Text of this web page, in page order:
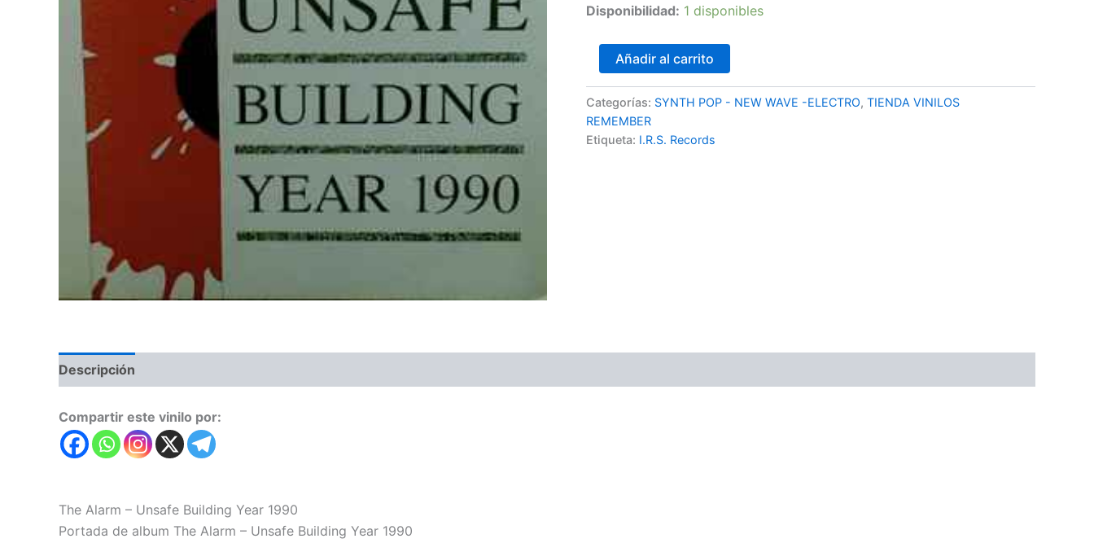
era:
25,00 €.
es:
Disponibilidad: 1 disponibles
The
Alarm
–
Unsafe
Building
Year
1990
Añadir al carrito
Categorías: SYNTH POP - NEW WAVE -ELECTRO, TIENDA VINILOS
REMEMBER
Etiqueta: I.R.S. Records
Descripción
Compartir este vinilo por:
The Alarm – Unsafe Building Year 1990
Portada de album The Alarm – Unsafe Building Year 1990